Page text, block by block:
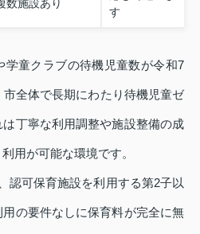
数施設あり
す
学童クラブの待機児童数が令和7
全体で長期にわたり待機児童ゼ
丁寧な利用調整や施設整備の成
用が可能な環境です。
認可保育施設を利用する第2子以
の要件なしに保育料が完全に無